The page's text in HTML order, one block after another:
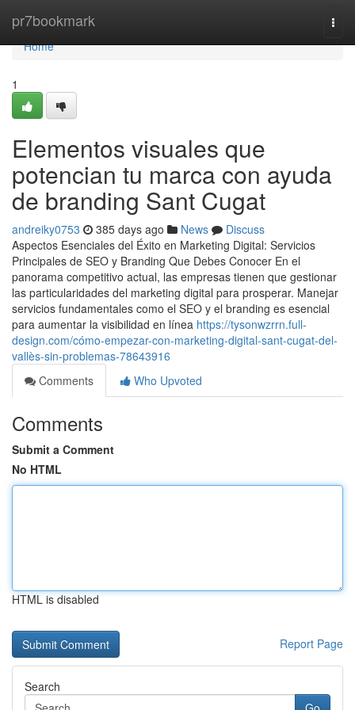
pr7bookmark
Home
Home
1
Elementos visuales que
potencian tu marca con ayuda
de branding Sant Cugat
andreiky0753 385 days ago News
Discuss
Aspectos Esenciales del Éxito en Marketing Digital: Servicios
Principales de SEO y Branding Que Debes Conocer En el
panorama competitivo actual, las empresas tienen que gestionar
las particularidades del marketing digital para prosperar. Manejar
servicios fundamentales como el SEO y el branding es esencial
para aumentar la visibilidad en línea https://tysonwzrrn.full-
design.com/cómo-empezar-con-marketing-digital-sant-cugat-del-
vallès-sin-problemas-78643916
Comments
Who Upvoted
Comments
Submit a Comment
No HTML
HTML is disabled
Report Page
Search